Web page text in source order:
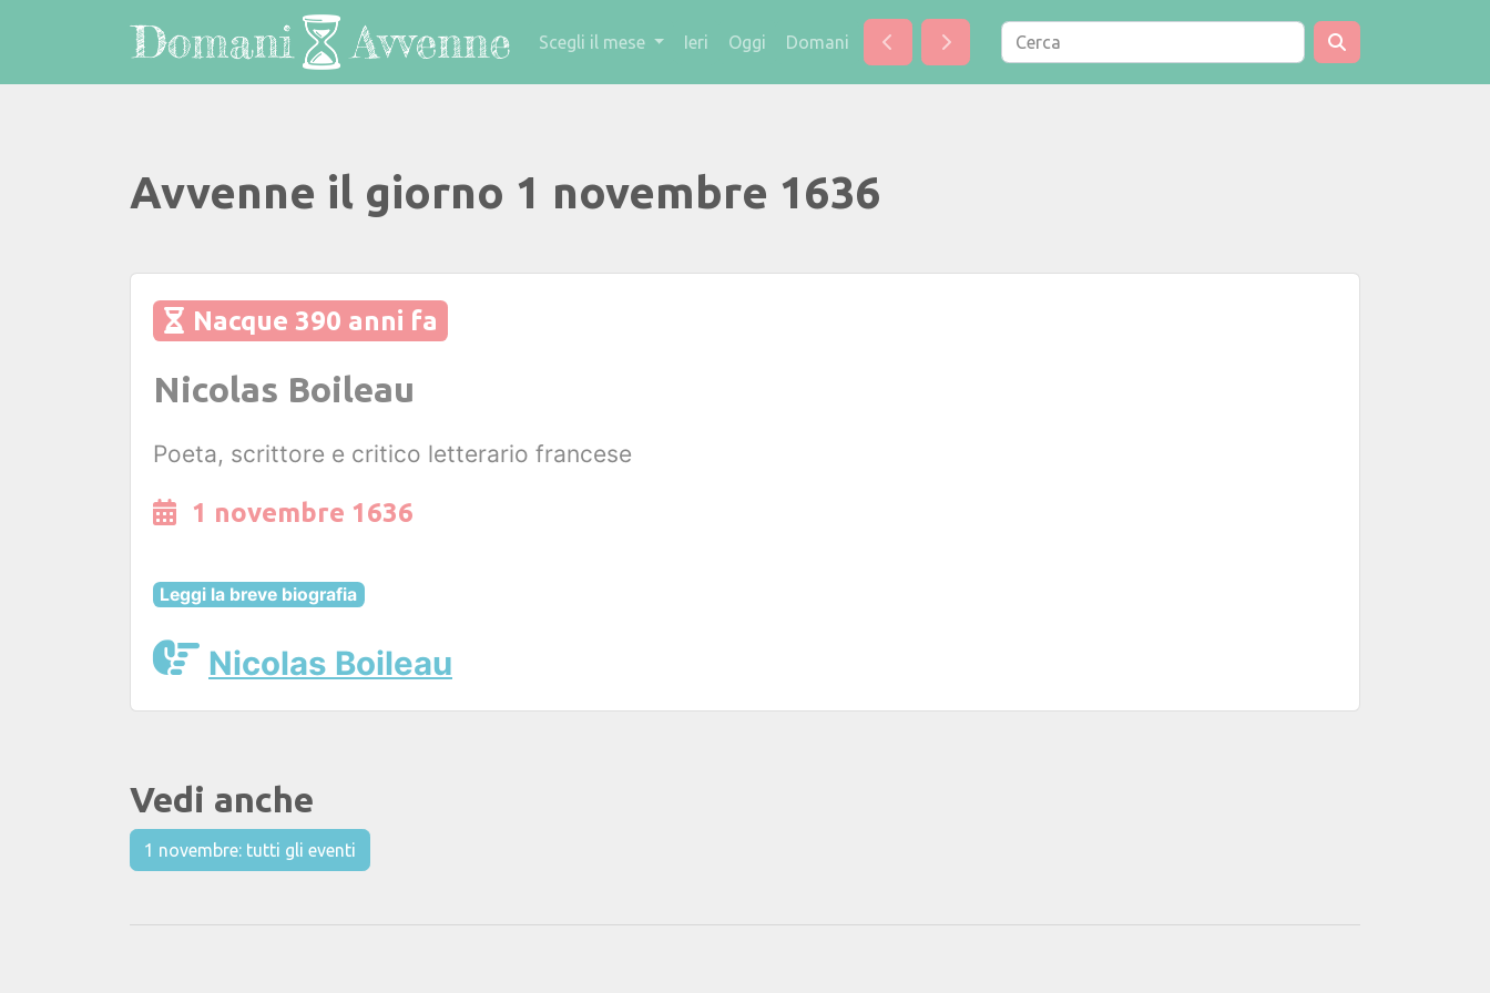
Scegli il mese Ieri Oggi Domani
Avvenne il giorno 1 novembre 1636
Nacque 390 anni fa
Nicolas Boileau
Poeta, scrittore e critico letterario francese
1 novembre 1636
Leggi la breve biografia
Nicolas Boileau
Vedi anche
1 novembre: tutti gli eventi